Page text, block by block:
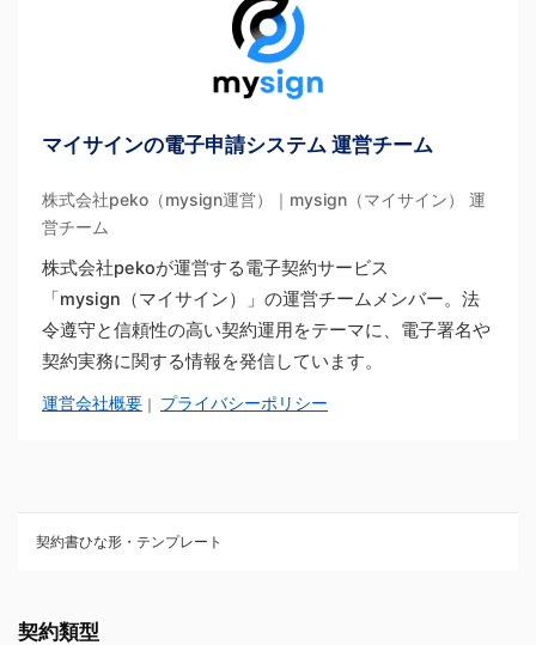
マイサインの電子申請システム 運営チーム
株式会社peko（mysign運営）｜mysign（マイサイン） 運
営チーム
株式会社pekoが運営する電子契約サービス
「mysign（マイサイン）」の運営チームメンバー。法
令遵守と信頼性の高い契約運用をテーマに、電子署名や
契約実務に関する情報を発信しています。
運営会社概要 ｜ プライバシーポリシー
契約書ひな形・テンプレート
契約類型